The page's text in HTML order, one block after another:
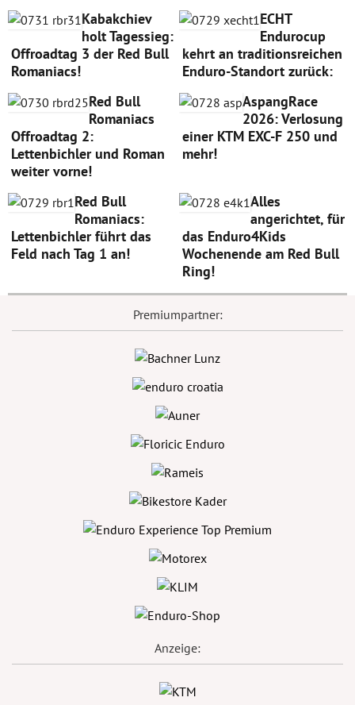
Kabakchiev
holt Tagessieg:
Offroadtag 3 der Red Bull
Romaniacs!
ECHT
Endurocup
kehrt an traditionsreichen
Enduro-Standort zurück:
Red Bull
Romaniacs
Offroadtag 2:
Lettenbichler und Roman
weiter vorne!
AspangRace
2026: Verlosung
einer KTM EXC-F 250 und
mehr!
Red Bull
Romaniacs:
Lettenbichler führt das
Feld nach Tag 1 an!
Alles
angerichtet, für
das Enduro4Kids
Wochenende am Red Bull
Ring!
Premiumpartner:
Anzeige: